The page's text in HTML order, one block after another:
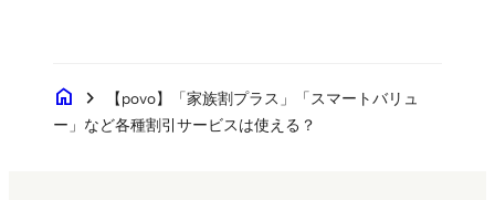
home chevron_right
【povo】「家族割プラス」「スマートバリュ
ー」など各種割引サービスは使える？